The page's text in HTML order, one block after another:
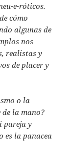
e-róticos.
cómo
algunas de
nos
realistas y
de placer y
o la
de la mano?
pareja y
es la panacea